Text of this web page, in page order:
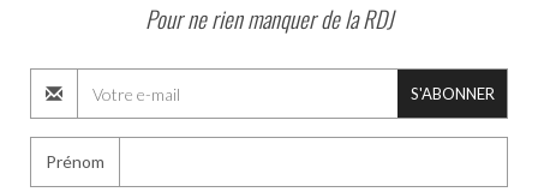
Pour ne rien manquer de la RDJ
S'ABONNER
Prénom